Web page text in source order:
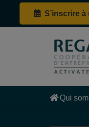
S’inscrire
Qui